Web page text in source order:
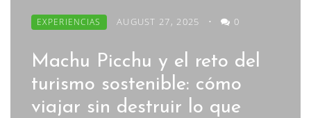
EXPERIENCIAS AUGUST 27, 2025 • 0
Machu Picchu y el reto del
turismo sostenible: cómo
viajar sin destruir lo que